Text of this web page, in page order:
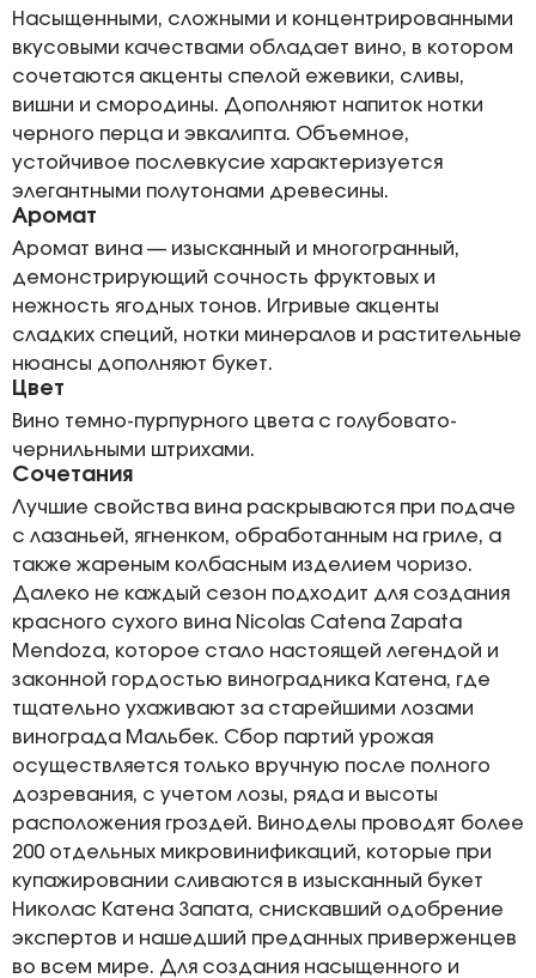
Насыщенными, сложными и концентрированными
вкусовыми качествами обладает вино, в котором
сочетаются акценты спелой ежевики, сливы,
вишни и смородины. Дополняют напиток нотки
черного перца и эвкалипта. Объемное,
устойчивое послевкусие характеризуется
элегантными полутонами древесины.
Аромат
Аромат вина — изысканный и многогранный,
демонстрирующий сочность фруктовых и
нежность ягодных тонов. Игривые акценты
сладких специй, нотки минералов и растительные
нюансы дополняют букет.
Цвет
Вино темно-пурпурного цвета с голубовато-
чернильными штрихами.
Сочетания
Лучшие свойства вина раскрываются при подаче
с лазаньей, ягненком, обработанным на гриле, а
также жареным колбасным изделием чоризо.
Далеко не каждый сезон подходит для создания
красного сухого вина Nicolas Catena Zapata
Mendoza, которое стало настоящей легендой и
законной гордостью виноградника Катена, где
тщательно ухаживают за старейшими лозами
винограда Мальбек. Сбор партий урожая
осуществляется только вручную после полного
дозревания, с учетом лозы, ряда и высоты
расположения гроздей. Виноделы проводят более
200 отдельных микровинификаций, которые при
купажировании сливаются в изысканный букет
Николас Катена Запата, снискавший одобрение
экспертов и нашедший преданных приверженцев
во всем мире. Для создания насыщенного и